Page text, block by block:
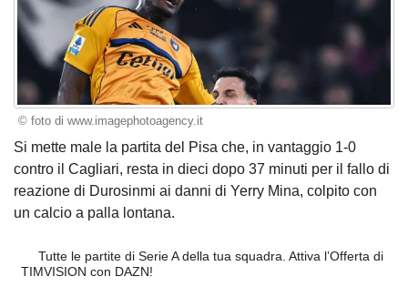
© foto di www.imagephotoagency.it
Si mette male la partita del Pisa che, in vantaggio 1-0
contro il Cagliari, resta in dieci dopo 37 minuti per il fallo di
reazione di Durosinmi ai danni di Yerry Mina, colpito con
un calcio a palla lontana.
Tutte le partite di Serie A della tua squadra. Attiva l’Offerta di
TIMVISION con DAZN!